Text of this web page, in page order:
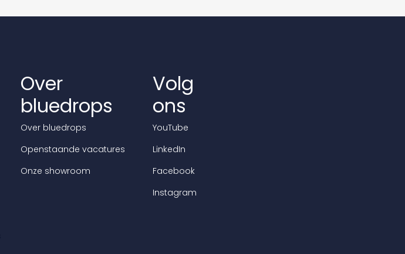
Over
bluedrops
Over bluedrops
Openstaande vacatures
Onze showroom
Volg
ons
YouTube
LinkedIn
Facebook
Instagram